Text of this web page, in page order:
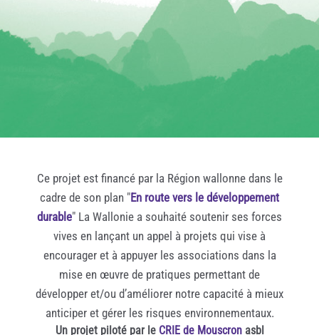
Ce projet est financé par la Région wallonne dans le
cadre de son plan "En route vers le développement
durable" La Wallonie a souhaité soutenir ses forces
vives en lançant un appel à projets qui vise à
encourager et à appuyer les associations dans la
mise en œuvre de pratiques permettant de
développer et/ou d’améliorer notre capacité à mieux
anticiper et gérer les risques environnementaux.
Un projet piloté par le CRIE de Mouscronasbl